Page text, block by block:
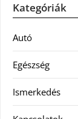
Kategóriák
Autó
Egészség
Ismerkedés